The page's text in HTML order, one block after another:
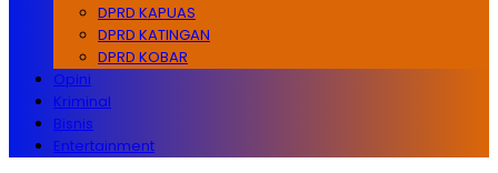
DPRD KAPUAS
DPRD KATINGAN
DPRD KOBAR
Opini
Kriminal
Bisnis
Entertainment